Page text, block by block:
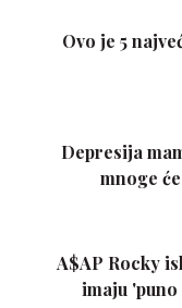
Ovo je 5
Depresija
mnoge
A$AP Rocky
imaju